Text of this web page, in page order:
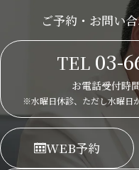
ご予約・お問い
TEL 03-
お電話受付時
※水曜日休診、ただし水曜日
WEB予約